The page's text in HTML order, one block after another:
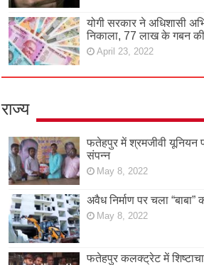
योगी सरकार ने अधिशासी
निकाला, 77 लाख के गबन की
April 23, 2022
राज्य
फतेहपुर में श्रमजीवी
संपन्न
May 8, 2022
अवैध निर्माण पर चला
May 8, 2022
फतेहपुर कलक्ट्रेट में